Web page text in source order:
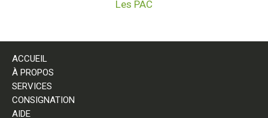
ACCUEIL
À PROPOS
SERVICES
CONSIGNATION
AIDE